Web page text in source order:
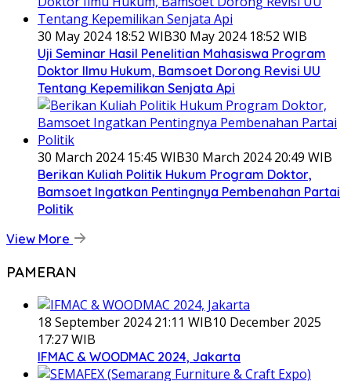
30 May 2024 18:52 WIB30 May 2024 18:52 WIB
Uji Seminar Hasil Penelitian Mahasiswa Program
Doktor Ilmu Hukum, Bamsoet Dorong Revisi UU
Tentang Kepemilikan Senjata Api
30 March 2024 15:45 WIB30 March 2024 20:49 WIB
Berikan Kuliah Politik Hukum Program Doktor,
Bamsoet Ingatkan Pentingnya Pembenahan Partai
Politik
View More
PAMERAN
18 September 2024 21:11 WIB10 December 2025
17:27 WIB
IFMAC & WOODMAC 2024, Jakarta